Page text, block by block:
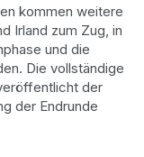
kommen weitere
Irland zum Zug, in
und die
Die vollständige
der
der Endrunde